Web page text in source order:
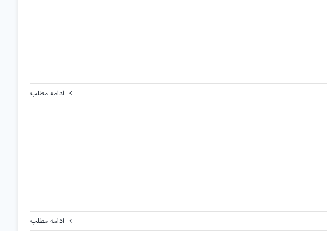
ادامه مطلب
ادامه مطلب